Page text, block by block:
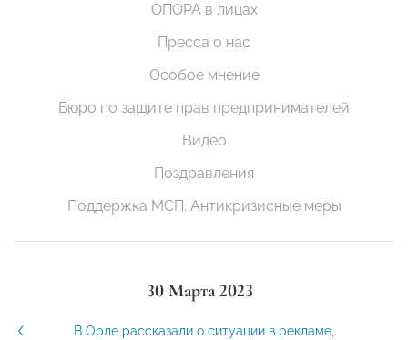
ОПОРА в лицах
Пресса о нас
Особое мнение
Бюро по защите прав предпринимателей
Видео
Поздравления
Поддержка МСП. Антикризисные меры
30 Марта 2023
В Орле рассказали о ситуации в рекламе,